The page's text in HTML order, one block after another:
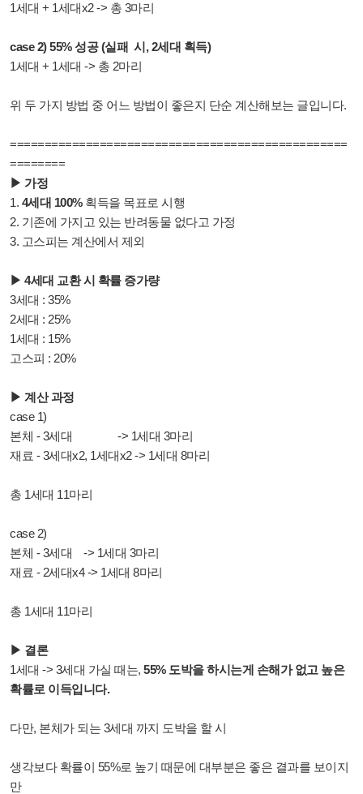
1세대 + 1세대x2 -> 총 3마리
case 2) 55% 성공 (실패 시, 2세대 획득)
1세대 + 1세대 -> 총 2마리
위 두 가지 방법 중 어느 방법이 좋은지 단순 계산해보는 글입니다.
=================================================
========
▶ 가정
1. 4세대 100% 획득을 목표로 시행
2. 기존에 가지고 있는 반려동물 없다고 가정
3. 고스피는 계산에서 제외
▶ 4세대 교환 시 확률 증가량
3세대 : 35%
2세대 : 25%
1세대 : 15%
고스피 : 20%
▶ 계산 과정
case 1)
본체 - 3세대 -> 1세대 3마리
재료 - 3세대x2, 1세대x2 -> 1세대 8마리
총 1세대 11마리
case 2)
본체 - 3세대 -> 1세대 3마리
재료 - 2세대x4 -> 1세대 8마리
총 1세대 11마리
▶ 결론
1세대 -> 3세대 가실 때는, 55% 도박을 하시는게 손해가 없고 높은
확률로 이득입니다.
다만, 본체가 되는 3세대 까지 도박을 할 시
생각보다 확률이 55%로 높기 때문에 대부분은 좋은 결과를 보이지
만